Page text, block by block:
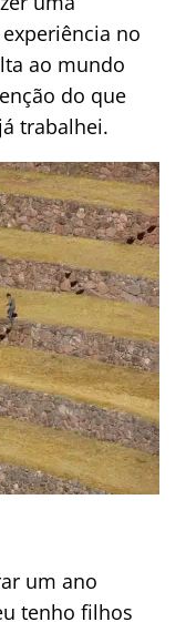
no
ao mundo
do que
trabalhei.
um ano
tenho filhos